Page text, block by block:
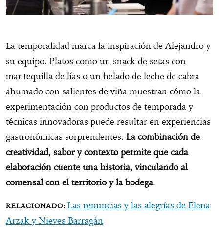
La temporalidad marca la inspiración de Alejandro y
su equipo. Platos como un snack de setas con
mantequilla de lías o un helado de leche de cabra
ahumado con salientes de viña muestran cómo la
experimentación con productos de temporada y
técnicas innovadoras puede resultar en experiencias
gastronómicas sorprendentes. La combinación de
creatividad, sabor y contexto permite que cada
elaboración cuente una historia, vinculando al
comensal con el territorio y la bodega.
Las renuncias y las alegrías de Elena
Arzak y Nieves Barragán